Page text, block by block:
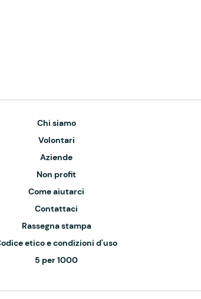
Chi siamo
Volontari
Aziende
Non profit
Come aiutarci
Contattaci
Rassegna stampa
etico e condizioni d'uso
5 per 1000